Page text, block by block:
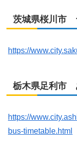
茨城県桜川市
https://
栃木県足利市
https://
bus-timetable.html